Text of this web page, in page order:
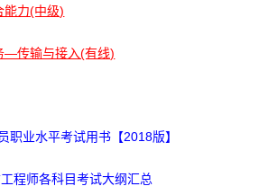
能力(中级)
—传输与接入(有线)
职业水平考试用书【2018版】
程师各科目考试大纲汇总